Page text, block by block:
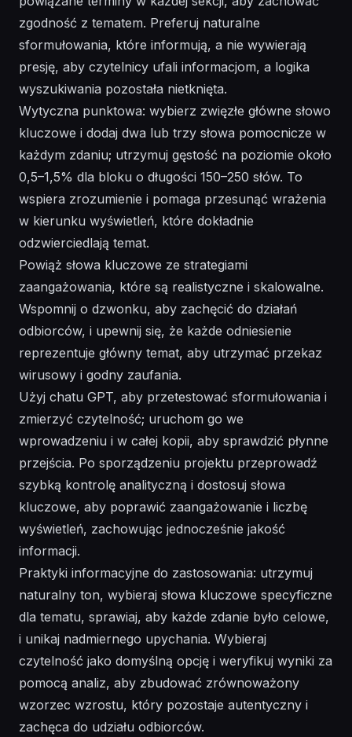
zgodność z tematem. Preferuj naturalne
sformułowania, które informują, a nie wywierają
presję, aby czytelnicy ufali informacjom, a logika
wyszukiwania pozostała nietknięta.
Wytyczna punktowa: wybierz zwięzłe główne słowo
kluczowe i dodaj dwa lub trzy słowa pomocnicze w
każdym zdaniu; utrzymuj gęstość na poziomie około
0,5–1,5% dla bloku o długości 150–250 słów. To
wspiera zrozumienie i pomaga przesunąć wrażenia
w kierunku wyświetleń, które dokładnie
odzwierciedlają temat.
Powiąż słowa kluczowe ze strategiami
zaangażowania, które są realistyczne i skalowalne.
Wspomnij o dzwonku, aby zachęcić do działań
odbiorców, i upewnij się, że każde odniesienie
reprezentuje główny temat, aby utrzymać przekaz
wirusowy i godny zaufania.
Użyj chatu GPT, aby przetestować sformułowania i
zmierzyć czytelność; uruchom go we
wprowadzeniu i w całej kopii, aby sprawdzić płynne
przejścia. Po sporządzeniu projektu przeprowadź
szybką kontrolę analityczną i dostosuj słowa
kluczowe, aby poprawić zaangażowanie i liczbę
wyświetleń, zachowując jednocześnie jakość
informacji.
Praktyki informacyjne do zastosowania: utrzymuj
naturalny ton, wybieraj słowa kluczowe specyficzne
dla tematu, sprawiaj, aby każde zdanie było celowe,
i unikaj nadmiernego upychania. Wybieraj
czytelność jako domyślną opcję i weryfikuj wyniki za
pomocą analiz, aby zbudować zrównoważony
wzorzec wzrostu, który pozostaje autentyczny i
zachęca do udziału odbiorców.